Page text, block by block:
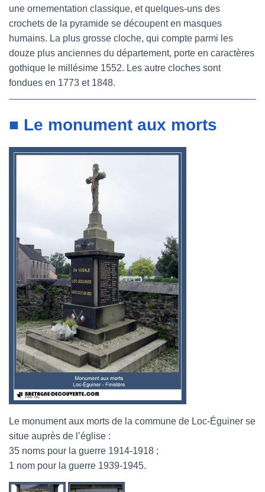
une ornementation classique, et quelques-uns des
crochets de la pyramide se découpent en masques
humains. La plus grosse cloche, qui compte parmi les
douze plus anciennes du département, porte en caractères
gothique le millésime 1552. Les autre cloches sont
fondues en 1773 et 1848.
■ Le monument aux morts
Le monument aux morts de la commune de Loc-Éguiner se
situe auprès de l’église :
35 noms pour la guerre 1914-1918 ;
1 nom pour la guerre 1939-1945.